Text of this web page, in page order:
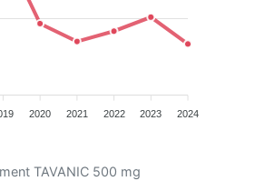
2020 2021 2022 2023 2024
TAVANIC 500 mg